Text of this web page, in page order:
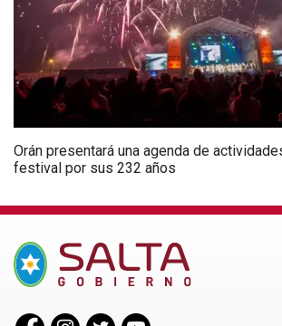
Orán presentará una agenda de
festival por sus 232 años